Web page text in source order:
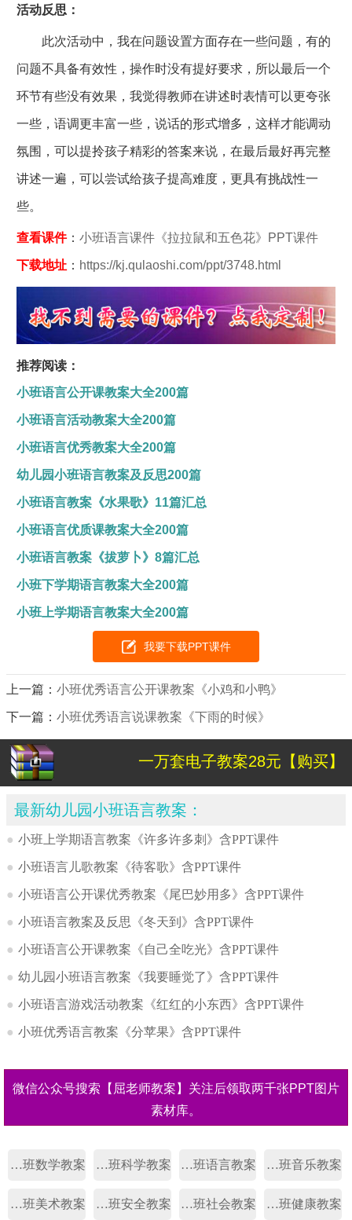
活动反思：
此次活动中，我在问题设置方面存在一些问题，有的
问题不具备有效性，操作时没有提好要求，所以最后一个
环节有些没有效果，我觉得教师在讲述时表情可以更夸张
一些，语调更丰富一些，说话的形式增多，这样才能调动
氛围，可以提拎孩子精彩的答案来说，在最后最好再完整
讲述一遍，可以尝试给孩子提高难度，更具有挑战性一
些。
查看课件： 小班语言课件《拉拉鼠和五色花》PPT课件
下载地址： https://kj.qulaoshi.com/ppt/3748.html
推荐阅读：
小班语言公开课教案大全200篇
小班语言活动教案大全200篇
小班语言优秀教案大全200篇
幼儿园小班语言教案及反思200篇
小班语言教案《水果歌》11篇汇总
小班语言优质课教案大全200篇
小班语言教案《拔萝卜》8篇汇总
小班下学期语言教案大全200篇
小班上学期语言教案大全200篇
我要下载PPT课件
上一篇：小班优秀语言公开课教案《小鸡和小鸭》
下一篇：小班优秀语言说课教案《下雨的时候》
一万套电子教案28元【购买】
最新幼儿园小班语言教案：
● 小班上学期语言教案《许多许多刺》含PPT课件
● 小班语言儿歌教案《待客歌》含PPT课件
● 小班语言公开课优秀教案《尾巴妙用多》含PPT课件
● 小班语言教案及反思《冬天到》含PPT课件
● 小班语言公开课教案《自己全吃光》含PPT课件
● 幼儿园小班语言教案《我要睡觉了》含PPT课件
● 小班语言游戏活动教案《红红的小东西》含PPT课件
● 小班优秀语言教案《分苹果》含PPT课件
微信公众号搜索【屈老师教案】关注后领取两千张PPT图片
素材库。
幼儿园小班数学教案 幼儿园小班科学教案 幼儿园小班语言教案 幼儿园小班音乐教案
幼儿园小班美术教案 幼儿园小班安全教案 幼儿园小班社会教案 幼儿园小班健康教案